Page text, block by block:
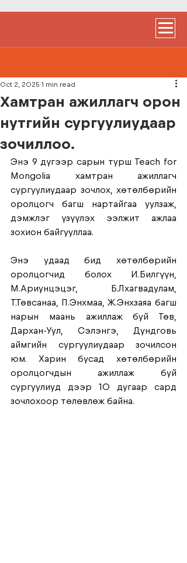
Хамтран ажиллагч орон
нутгийн сургуулиудаар
зочиллоо.
Oct 2, 2025 1 min read
Энэ 9 дүгээр сарын турш Teach for
Mongolia хамтран ажиллагч
сургуулиудаар зочлох, хөтөлбөрийн
оролцогч багш нартайгаа уулзаж,
дэмжлэг үзүүлэх ээлжит ажлаа
зохион байгууллаа.
Энэ удаад бид хөтөлбөрийн
оролцогчид болох И.Билгүүн,
М.Ариунцэцэг, Б.Лхагвадулам,
Т.Төвсанаа, П.Энхмаа, Ж.Энхзаяа багш
нарын маань ажиллаж буй Төв,
Дархан-Уул, Сэлэнгэ, Дундговь
аймгийн сургуулиудаар зочилсон
юм. Харин бусад хөтөлбөрийн
оролцогчдын ажиллаж буй
сургуулиуд дээр 10 дугаар сард
зочлохоор төлөвлөж байна.